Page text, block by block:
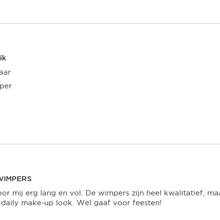
heb je dan nog
van een
winkel bij jou in de
wel je
mij erg lang en vol. De wimpers zijn heel kwalitatief,
make-up look. Wel gaaf voor feesten!